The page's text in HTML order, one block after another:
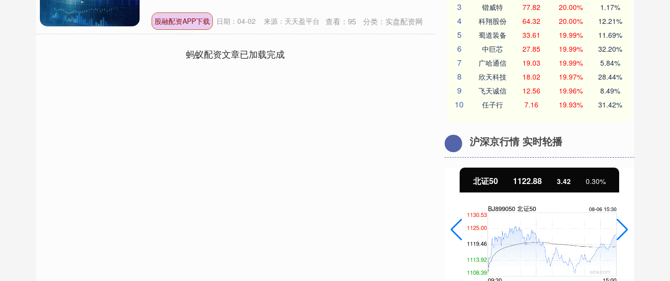
股融配资APP下载 日期：04-02 来源：天天盈平台 查看： 95 分类： 实盘配资网
蚂蚁配资文章已加载完成
3 锴威特 77.82 20.00% 1.17%
4 科翔股份 64.32 20.00% 12.21%
5 蜀道装备 33.61 19.99% 11.69%
6 中巨芯 27.85 19.99% 32.20%
7 广哈通信 19.03 19.99% 5.84%
8 欣天科技 18.02 19.97% 28.44%
9 飞天诚信 12.56 19.96% 8.49%
10 任子行 7.16 19.93% 31.42%
沪深京行情 实时轮播
北证50 1122.88 3.42 0.30%